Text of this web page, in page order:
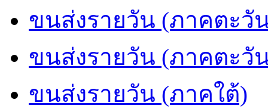
ขนส่งรายวัน (ภาคตะวั
ขนส่งรายวัน (ภาคตะวั
ขนส่งรายวัน (ภาคใต้)